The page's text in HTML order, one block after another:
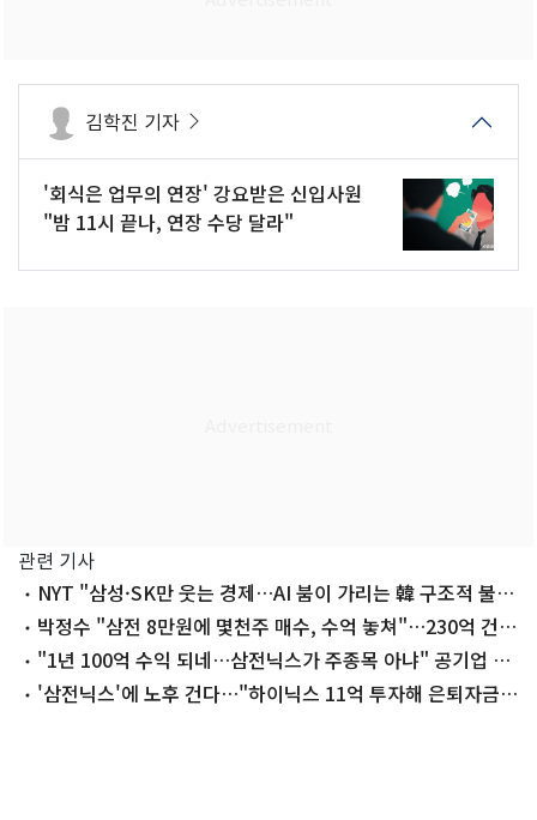
김학진 기자
'회식은 업무의 연장' 강요받은 신입사원
"밤 11시 끝나, 연장 수당 달라"
관련 기사
NYT "삼성·SK만 웃는 경제…AI 붐이 가리는 韓 구조적 불평
등"박정수 "삼전 8만원에 몇천주 매수, 수억 놓쳐"…230억 건물
팔지 고민
"1년 100억 수익 되네…삼전닉스가 주종목 아냐" 공기업 직
원 깜짝 공개
'삼전닉스'에 노후 건다…"하이닉스 11억 투자해 은퇴자금